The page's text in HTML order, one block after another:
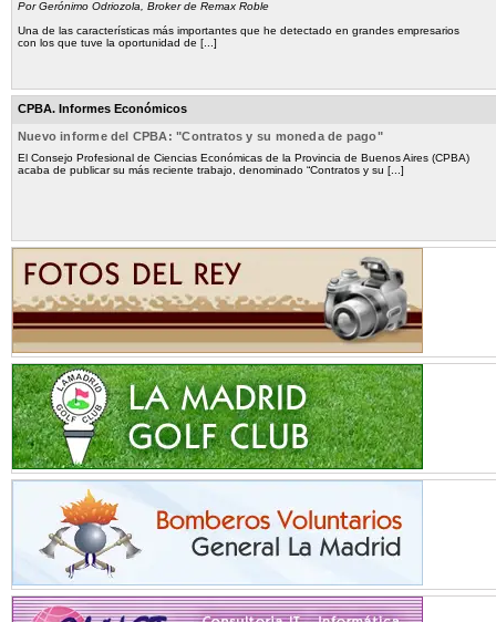
Por Gerónimo Odriozola, Broker de Remax Roble
Una de las características más importantes que he detectado en grandes empresarios
con los que tuve la oportunidad de [...]
CPBA. Informes Económicos
Nuevo informe del CPBA: "Contratos y su moneda de pago"
El Consejo Profesional de Ciencias Económicas de la Provincia de Buenos Aires (CPBA)
acaba de publicar su más reciente trabajo, denominado “Contratos y su [...]